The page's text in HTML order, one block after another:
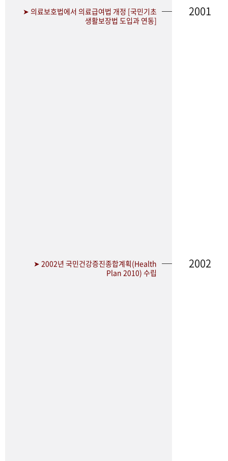
➤ 의료보호법에서 의료급여법 개정 [국민기초
생활보장법 도입과 연동]
2001
➤ 2002년 국민건강증진종합계획(Health
Plan 2010) 수립
2002